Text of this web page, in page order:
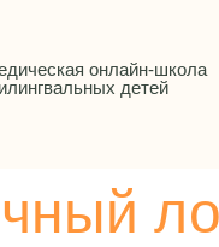
онлайн-школа
детей